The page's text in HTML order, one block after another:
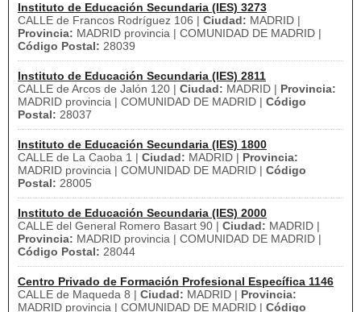
Instituto de Educación Secundaria (IES) 3273
CALLE de Francos Rodríguez 106 | Ciudad: MADRID |
Provincia: MADRID provincia | COMUNIDAD DE MADRID |
Código Postal: 28039
Instituto de Educación Secundaria (IES) 2811
CALLE de Arcos de Jalón 120 | Ciudad: MADRID | Provincia:
MADRID provincia | COMUNIDAD DE MADRID | Código
Postal: 28037
Instituto de Educación Secundaria (IES) 1800
CALLE de La Caoba 1 | Ciudad: MADRID | Provincia:
MADRID provincia | COMUNIDAD DE MADRID | Código
Postal: 28005
Instituto de Educación Secundaria (IES) 2000
CALLE del General Romero Basart 90 | Ciudad: MADRID |
Provincia: MADRID provincia | COMUNIDAD DE MADRID |
Código Postal: 28044
Centro Privado de Formación Profesional Específica 1146
CALLE de Maqueda 8 | Ciudad: MADRID | Provincia:
MADRID provincia | COMUNIDAD DE MADRID | Código